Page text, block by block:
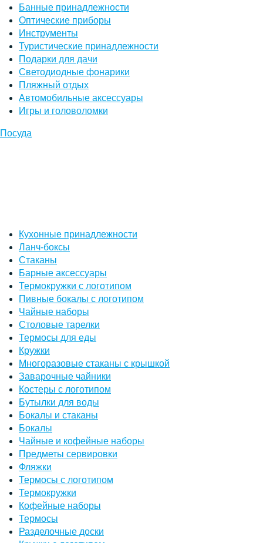
Банные принадлежности
Оптические приборы
Инструменты
Туристические принадлежности
Подарки для дачи
Светодиодные фонарики
Пляжный отдых
Автомобильные аксессуары
Игры и головоломки
Посуда
Кухонные принадлежности
Ланч-боксы
Стаканы
Барные аксессуары
Термокружки с логотипом
Пивные бокалы с логотипом
Чайные наборы
Столовые тарелки
Термосы для еды
Кружки
Многоразовые стаканы с крышкой
Заварочные чайники
Костеры с логотипом
Бутылки для воды
Бокалы и стаканы
Бокалы
Чайные и кофейные наборы
Предметы сервировки
Фляжки
Термосы с логотипом
Термокружки
Кофейные наборы
Термосы
Разделочные доски